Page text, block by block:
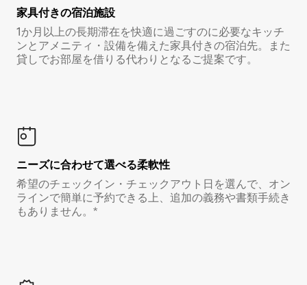
家具付き⁠の宿⁠泊⁠施⁠設
1か月以上の長期滞在を快適に過ごすのに必要なキッチ
ンとアメニティ・設備を備えた家具付きの宿泊先。また
貸しでお部屋を借りる代わりとなるご提案です。
ニーズに合わせて選べる柔軟性
希望のチェックイン・チェックアウト日を選んで、オン
ラインで簡単に予約できる上、追加の義務や書類手続き
もありません。*